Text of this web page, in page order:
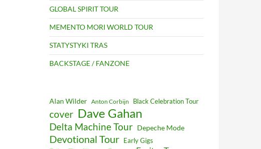
GLOBAL SPIRIT TOUR
MEMENTO MORI WORLD TOUR
STATYSTYKI TRAS
BACKSTAGE / FANZONE
Alan Wilder Anton Corbijn Black Celebration Tour
cover Dave Gahan
Delta Machine Tour Depeche Mode
Devotional Tour Early Gigs